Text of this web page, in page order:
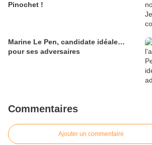
Pinochet !
Marine Le Pen, candidate idéale…
pour ses adversaires
Commentaires
Ajouter un commentaire